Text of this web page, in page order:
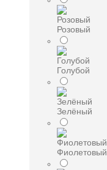
Розовый
Голубой
Зелёный
Фиолетовый